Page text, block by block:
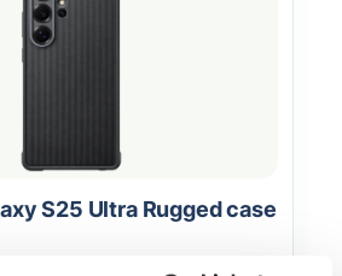
S25 Ultra Rugged case